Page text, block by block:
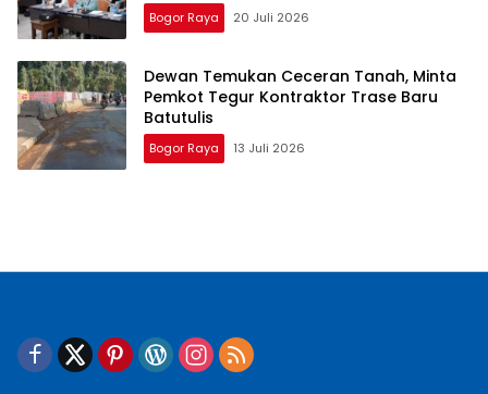
Bogor Raya 20 Juli 2026
Dewan Temukan Ceceran Tanah, Minta
Pemkot Tegur Kontraktor Trase Baru
Batutulis
Bogor Raya 13 Juli 2026